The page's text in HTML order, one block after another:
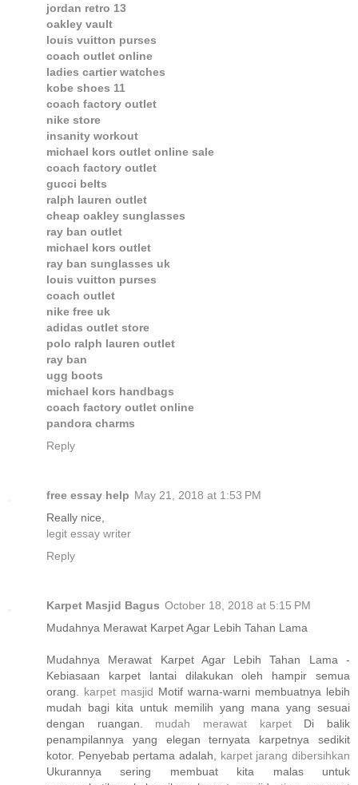
jordan retro 13
oakley vault
louis vuitton purses
coach outlet online
ladies cartier watches
kobe shoes 11
coach factory outlet
nike store
insanity workout
michael kors outlet online sale
coach factory outlet
gucci belts
ralph lauren outlet
cheap oakley sunglasses
ray ban outlet
michael kors outlet
ray ban sunglasses uk
louis vuitton purses
coach outlet
nike free uk
adidas outlet store
polo ralph lauren outlet
ray ban
ugg boots
michael kors handbags
coach factory outlet online
pandora charms
Reply
free essay help May 21, 2018 at 1:53 PM
Really nice,
legit essay writer
Reply
Karpet Masjid Bagus October 18, 2018 at 5:15 PM
Mudahnya Merawat Karpet Agar Lebih Tahan Lama
Mudahnya Merawat Karpet Agar Lebih Tahan Lama -
Kebiasaan karpet lantai dilakukan oleh hampir semua
orang. karpet masjid Motif warna-warni membuatnya lebih
mudah bagi kita untuk memilih yang mana yang sesuai
dengan ruangan. mudah merawat karpetDi balik
penampilannya yang elegan ternyata karpetnya sedikit
kotor. Penyebab pertama adalah, karpet jarang dibersihkan
Ukurannya sering membuat kita malas untuk